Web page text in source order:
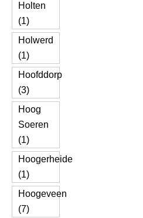
Holten
(1)
Holwerd
(1)
Hoofddorp
(3)
Hoog
Soeren
(1)
Hoogerheide
(1)
Hoogeveen
(7)